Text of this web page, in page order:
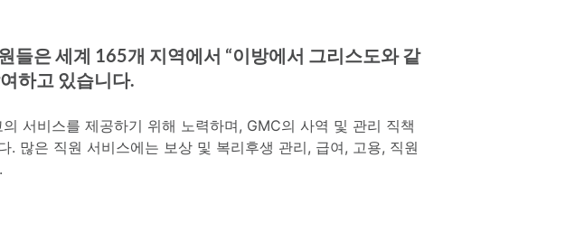
들은 세계 165개 지역에서 “이방에서 그리스도와 같
하고 있습니다.
서비스를 제공하기 위해 노력하며, GMC의 사역 및 관리 직책
많은 직원 서비스에는 보상 및 복리후생 관리, 급여, 고용, 직원